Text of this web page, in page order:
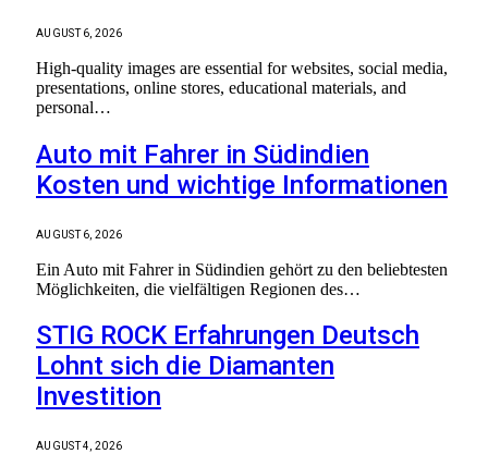
AUGUST 6, 2026
High-quality images are essential for websites, social media,
presentations, online stores, educational materials, and
personal…
Auto mit Fahrer in Südindien
Kosten und wichtige Informationen
AUGUST 6, 2026
Ein Auto mit Fahrer in Südindien gehört zu den beliebtesten
Möglichkeiten, die vielfältigen Regionen des…
STIG ROCK Erfahrungen Deutsch
Lohnt sich die Diamanten
Investition
AUGUST 4, 2026